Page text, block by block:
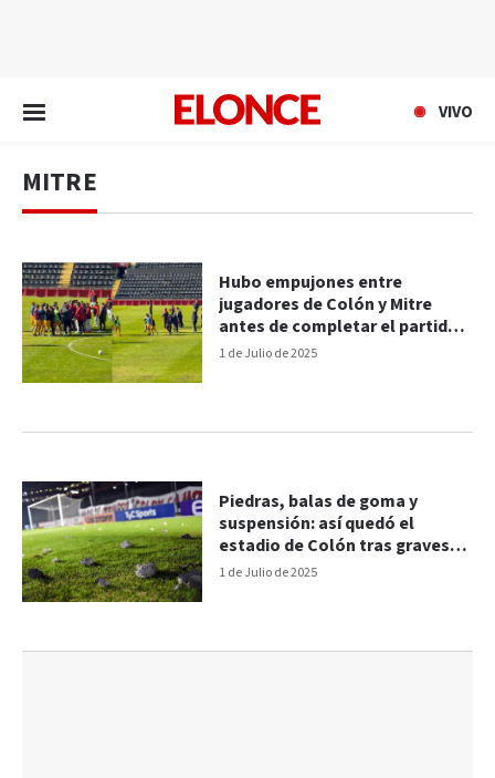
VIVO
MITRE
1 de Julio de 2025
Hubo empujones entre
jugadores de Colón y Mitre
antes de completar el partido
suspendido
1 de Julio de 2025
Piedras, balas de goma y
suspensión: así quedó el
estadio de Colón tras graves
incidentes